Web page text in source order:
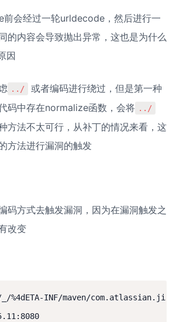
会经过一轮urldecode，然后进行一
的内容会导致抛出异常，这也是为什么
因
../
或者编码进行绕过，但是第一种
码中存在normalize函数，会将 ../
方法不太可行，从补丁的情况来看，这
方法进行漏洞的触发
码方式去触发漏洞，因为在漏洞触发之
改变
%4dETA-INF/maven/